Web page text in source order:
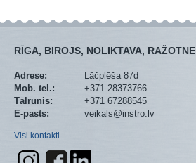
RĪGA, BIROJS, NOLIKTAVA, RAŽOTNE
Adrese:
Lāčplēša 87d
Mob. tel.:
+371 28373766
Tālrunis:
+371 67288545
E-pasts:
veikals@instro.lv
Visi kontakti